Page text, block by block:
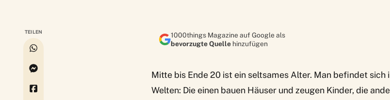
TEILEN
1000things Magazine auf Google als
bevorzugte Quelle hinzufügen
Mitte bis Ende 20 ist ein seltsames Alter. Man befindet sich
Welten: Die einen bauen Häuser und zeugen Kinder, die